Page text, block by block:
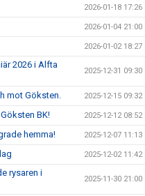
2026-01-18 17:26
2026-01-04 21:00
2026-01-02 18:27
2026 i Alfta
2025-12-31 09:30
mot Göksten. 2025-12-15 09:32
BK! 2025-12-12 08:52
hemma! 2025-12-07 11:13
2025-12-02 11:42
rysaren i
2025-11-30 21:00